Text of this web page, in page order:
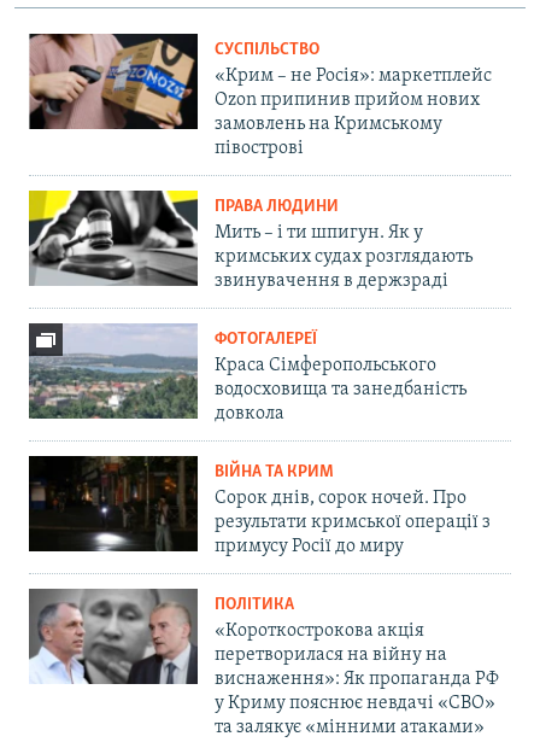
СУСПІЛЬСТВО
«Крим – не Росія»: маркетплейс
Ozon припинив прийом нових
замовлень на Кримському
півострові
ПРАВА ЛЮДИНИ
Мить – і ти шпигун. Як у
кримських судах розглядають
звинувачення в держзраді
ФОТОГАЛЕРЕЇ
Краса Сімферопольського
водосховища та занедбаність
довкола
ВІЙНА ТА КРИМ
Сорок днів, сорок ночей. Про
результати кримської операції з
примусу Росії до миру
ПОЛІТИКА
«Короткострокова акція
перетворилася на війну на
виснаження»: Як пропаганда РФ
у Криму пояснює невдачі «СВО»
та залякує «мінними атаками»